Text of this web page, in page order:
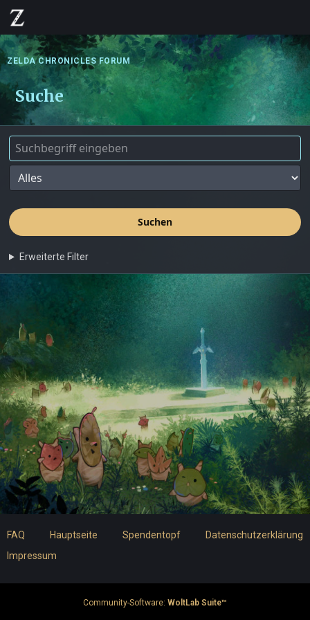
ZELDA CHRONICLES FORUM
Suche
Suchen
Erweiterte Filter
FAQ Hauptseite Spendentopf
Datenschutzerklärung
Impressum
Community-Software: WoltLab Suite™